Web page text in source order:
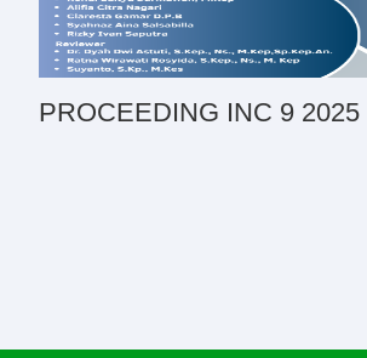
PROCEEDING INC 9 2025